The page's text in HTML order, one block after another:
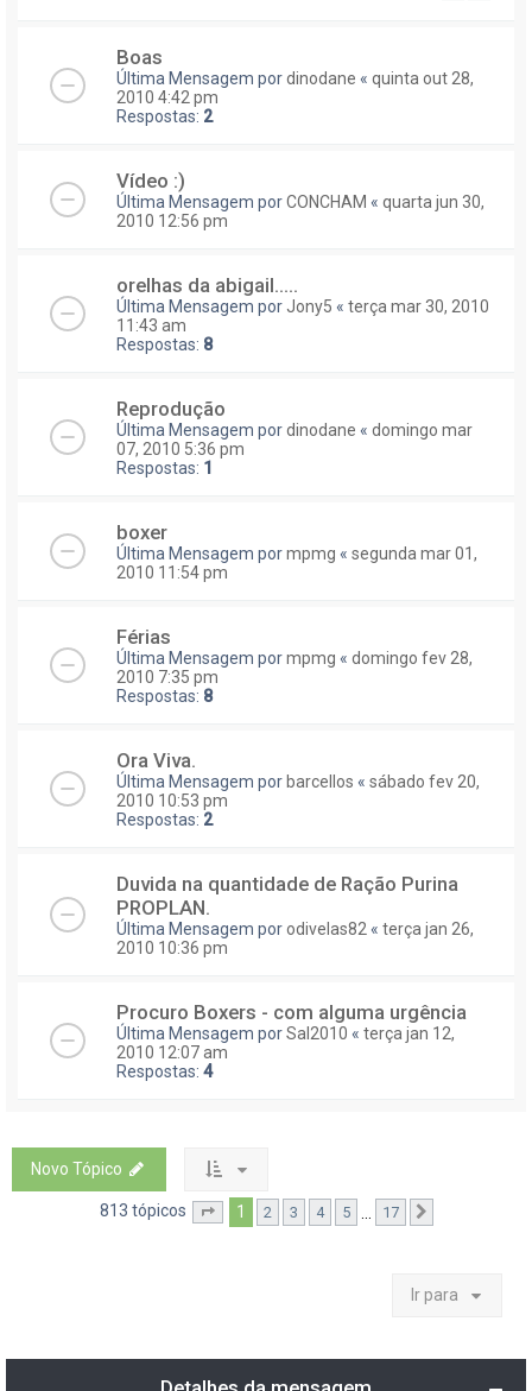
Boas
Última Mensagem pordinodane « quinta out 28,
2010 4:42 pm
Respostas: 2
Vídeo :)
Última Mensagem porCONCHAM « quarta jun 30,
2010 12:56 pm
orelhas da abigail.....
Última Mensagem por Jony5 « terça mar 30, 2010
11:43 am
Respostas: 8
Reprodução
Última Mensagem pordinodane « domingo mar
07, 2010 5:36 pm
Respostas: 1
boxer
Última Mensagem pormpmg « segunda mar 01,
2010 11:54 pm
Férias
Última Mensagem pormpmg « domingo fev 28,
2010 7:35 pm
Respostas: 8
Ora Viva.
Última Mensagem por barcellos « sábado fev 20,
2010 10:53 pm
Respostas: 2
Duvida na quantidade de Ração Purina
PROPLAN.
Última Mensagem porodivelas82 « terça jan 26,
2010 10:36 pm
Procuro Boxers - com alguma urgência
Última Mensagem porSal2010 « terça jan 12,
2010 12:07 am
Respostas: 4
Novo Tópico
813 tópicos Página1 de
1 2 3 4 5 17
Ir para